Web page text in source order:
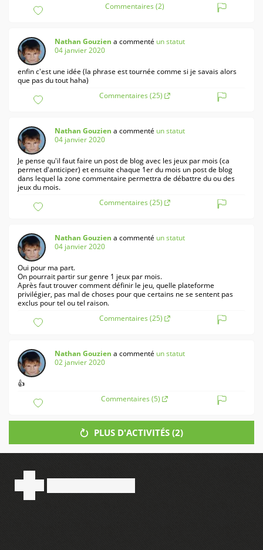
Commentaires (2)
Nathan Gouzien a commenté un statut
04 janvier 2020
enfin c'est une idée (la phrase est tournée comme si je savais alors
que pas du tout haha)
Commentaires (25)
Nathan Gouzien a commenté un statut
04 janvier 2020
Je pense qu'il faut faire un post de blog avec les jeux par mois (ca
permet d'anticiper) et ensuite chaque 1er du mois un post de blog
dans lequel la zone commentaire permettra de débattre du ou des
jeux du mois.
Commentaires (25)
Nathan Gouzien a commenté un statut
04 janvier 2020
Oui pour ma part.
On pourrait partir sur genre 1 jeux par mois.
Après faut trouver comment définir le jeu, quelle plateforme
privilégier, pas mal de choses pour que certains ne se sentent pas
exclus pour tel ou tel raison.
Commentaires (25)
Nathan Gouzien a commenté un statut
02 janvier 2020
👍
Commentaires (5)
PLUS D'ACTIVITÉS (2)